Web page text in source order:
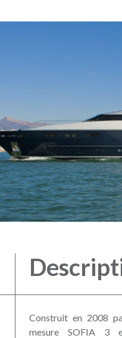
Construit en 2008
mesure SOFIA 3